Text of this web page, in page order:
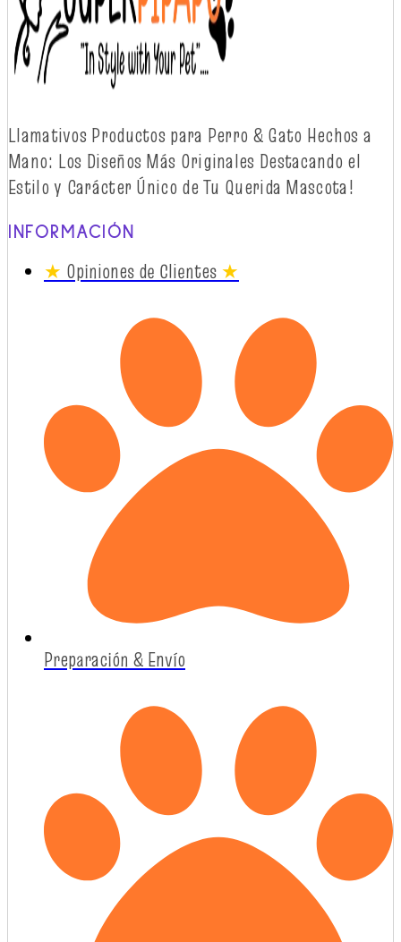
Llamativos Productos para Perro & Gato Hechos a
Mano: Los Diseños Más Originales Destacando el
Estilo y Carácter Único de Tu Querida Mascota!
INFORMACIÓN
★ Opiniones de Clientes ★
Preparación & Envío